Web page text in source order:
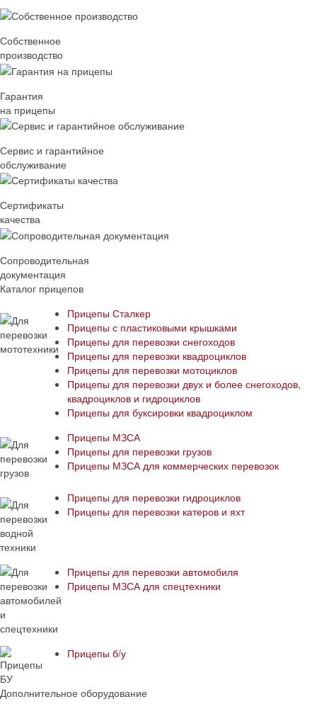
Собственное
производство
Гарантия
на прицепы
Сервис и гарантийное
обслуживание
Сертификаты
качества
Сопроводительная
документация
Каталог прицепов
Прицепы Сталкер
Прицепы с пластиковыми крышками
Прицепы для перевозки снегоходов
Прицепы для перевозки квадроциклов
Прицепы для перевозки мотоциклов
Прицепы для перевозки двух и более снегоходов,
квадроциклов и гидроциклов
Прицепы для буксировки квадроциклом
Прицепы МЗСА
Прицепы для перевозки грузов
Прицепы МЗСА для коммерческих перевозок
Прицепы для перевозки гидроциклов
Прицепы для перевозки катеров и яхт
Прицепы для перевозки автомобиля
Прицепы МЗСА для спецтехники
Прицепы б/у
Дополнительное оборудование